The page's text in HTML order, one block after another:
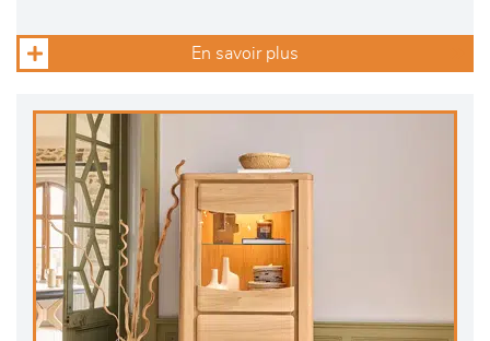
En savoir plus